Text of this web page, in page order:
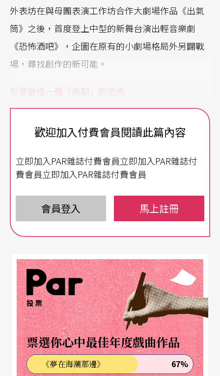
外表坊在與母團表演工作坊合作大劇場作品《出氣
筒》之後，首度登上中型的新舞台演出輕音樂劇
《恐怖酒吧》，企圖在原有的小劇場格局外另闢戰
場，尋找創作的新可能。
刻意營造一種「無聊」的恐怖
幾張桌椅、一座旋轉樓梯延伸成的陽台，以及右上
舞台半空中的合聲舞台，建構成位居台北城裡的單
一酒吧場景，將劇中人陷溺其中。除了樂團成員和
物其實線條單純，也皆帶有電視通俗劇人物傳奇性
的背景：險些被賣入娼家的啤酒促銷女郎小咪、暗
因為童年家暴受虐形成暴力傾向的小咪男友警察阿
霸，主要情節便單純地環繞在小武、小咪和阿霸的
三角戀愛關係的完成與破滅之中。所謂「恐怖」，
表面上是指在酒吧廁所裡相繼發生的神秘失蹤事
件，實質上則是酒吧裡的人們，莫名其妙地自我幽
閉在酒吧中，失去情感與生活的主動能力而無法自
拔。
歡迎加入付費會員閱讀此篇內容
立即加入PAR雜誌付費會員立即加入PAR雜誌付
費會員立即加入PAR雜誌付費會員
會員登入 馬上註冊
投票
票選你心中最佳年度戲曲作品
《夢在海潮那邊》 67%